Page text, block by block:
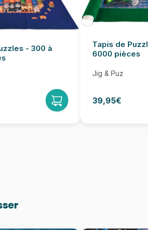
- 300 à
Tapis de
6000 pièces
Jig & Puz
39,95€